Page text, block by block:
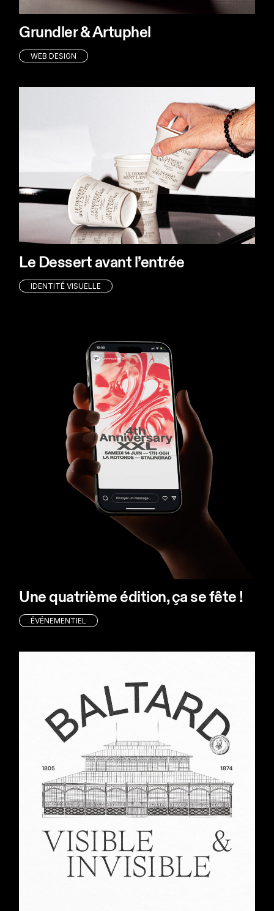
Grundler & Artuphel
WEB DESIGN
Le Dessert avant l’entrée
IDENTITÉ VISUELLE
Une quatrième édition, ça se fête !
ÉVÉNEMENTIEL